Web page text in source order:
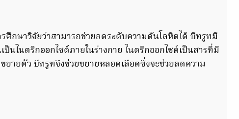
ศึกษาวิจัยว่าสามารถช่วยลดระดับความดันโลหิตได้ บีทรูทมี
นไนตริกออกไซด์ภายในร่างกาย ไนตริกออกไซด์เป็นสารที่มี
ายตัว บีทรูทจึงช่วยขยายหลอดเลือดซึ่งจะช่วยลดความ